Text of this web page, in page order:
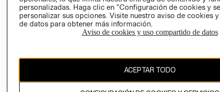
Colombia ($)
CAMBIAR REGIÓN
El contenido de esta página web está protegido por copyright y es
propiedad de H&M Hennes & Mauritz AB.
personalizadas. Haga clic en “Configuración de cookies y
personalizar sus opciones. Visite nuestro aviso de cookies
de datos para obtener más información.
Aviso de cookies y uso compartido de datos
ACEPTAR TODO